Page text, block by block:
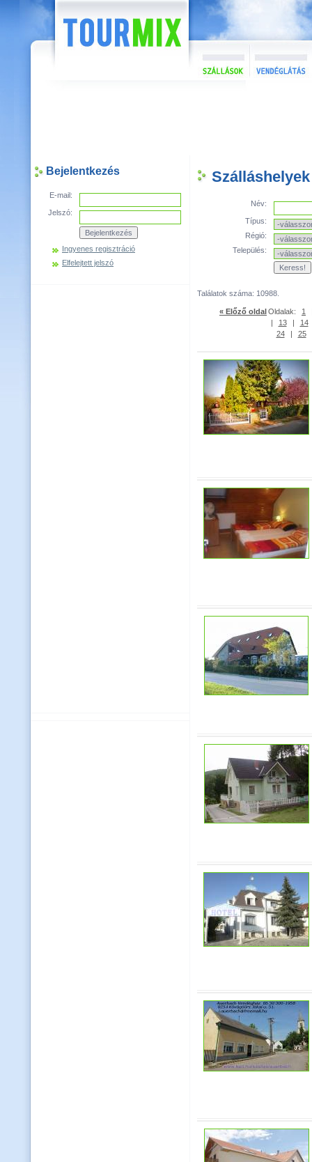
Bejelentkezés
E-mail:
Jelszó:
Ingyenes regisztráció
Elfelejtett jelszó
Szálláshelyek
Név:
Típus:
Régió:
Település:
Találatok száma: 10988.
« Előző oldalOldalak: 1
|
13 | 14
24
| 25